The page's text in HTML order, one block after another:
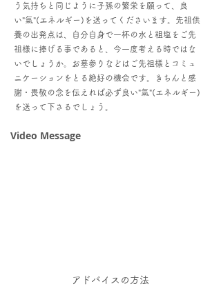
う気持ちと同じように子孫の繁栄を願って、良
い"氣"(エネルギー)を送ってくださいます。先祖供
養の出発点は、自分自身で一杯の水と粗塩をご先
祖様に捧げる事であると、今一度考える時ではな
いでしょうか。お墓参りなどはご先祖様とコミュ
ニケーションをとる絶好の機会です。きちんと感
謝・畏敬の念を伝えれば必ず良い"氣"(エネルギー)
を送って下さるでしょう。
Video Message
​アドバイスの方法